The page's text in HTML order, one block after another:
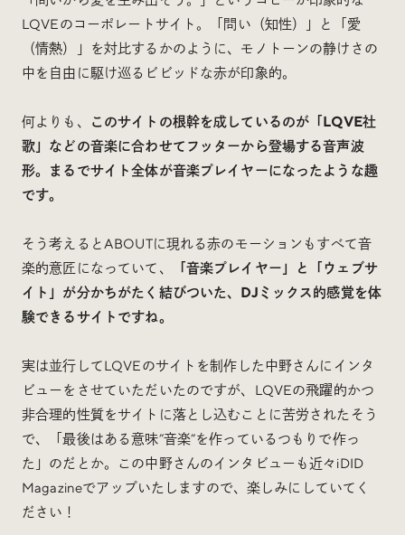
LQVEのコーポレートサイト。「問い（知性）」と「愛
（情熱）」を対比するかのように、モノトーンの静けさの
中を自由に駆け巡るビビッドな赤が印象的。
何よりも、
このサイトの根幹を成しているのが「LQVE社
歌」などの音楽に合わせてフッターから登場する音声波
形。まるでサイト全体が音楽プレイヤーになったような趣
です。
そう考えるとABOUTに現れる赤のモーションもすべて音
楽的意匠になっていて、
「音楽プレイヤー」と「ウェブサ
イト」が分かちがたく結びついた、DJミックス的感覚を体
験できるサイトですね。
実は並行してLQVEのサイトを制作した中野さんにインタ
ビューをさせていただいたのですが、LQVEの飛躍的かつ
非合理的性質をサイトに落とし込むことに苦労されたそう
で、「最後はある意味”音楽”を作っているつもりで作っ
た」のだとか。この中野さんのインタビューも近々iDID
Magazineでアップいたしますので、楽しみにしていてく
ださい！